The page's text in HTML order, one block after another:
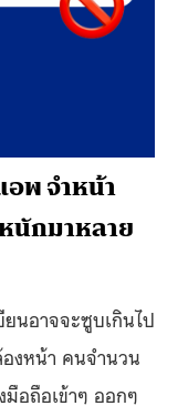
พ จำหน้า
นักมาหลาย
นอาจจะซูบเกินไป
งหน้า คนจำนวน
อถือเข้าๆ ออกๆ